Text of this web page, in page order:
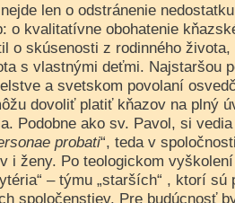
len o odstránenie
o kvalitatívne obohatenie
o skúsenosti z rodinného
s vlastnými deťmi. Najstaršou
a svetskom povolaní
dovoliť platiť kňazov na plný
Podobne ako sv. Pavol, si
probati“, teda v
i ženy. Po teologickom
– týmu „starších“ , ktorí sú
spoločenstiev. Pre budúcnosť